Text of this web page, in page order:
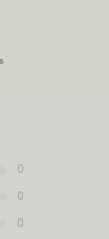
0
0
0